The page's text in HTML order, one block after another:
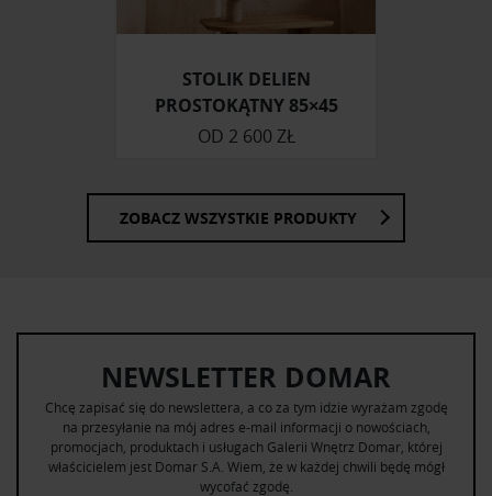
korzystania z ich usług.
STOLIK DELIEN
PROSTOKĄTNY 85×45
OD 2 600 ZŁ
ZOBACZ WSZYSTKIE PRODUKTY
NEWSLETTER DOMAR
Chcę zapisać się do newslettera, a co za tym idzie wyrażam zgodę
na przesyłanie na mój adres e-mail informacji o nowościach,
promocjach, produktach i usługach Galerii Wnętrz Domar, której
właścicielem jest Domar S.A. Wiem, że w każdej chwili będę mógł
wycofać zgodę.